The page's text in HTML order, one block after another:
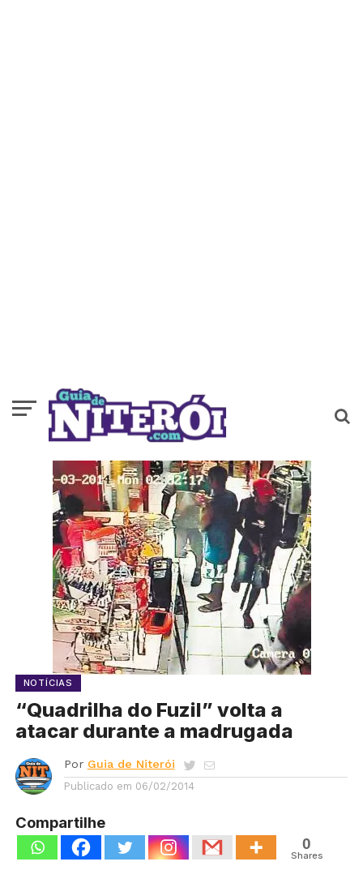
NOTÍCIAS
“Quadrilha do Fuzil” volta a
atacar durante a madrugada
Por Guia de Niterói
Publicado em 06/02/2014
Compartilhe
0
Shares